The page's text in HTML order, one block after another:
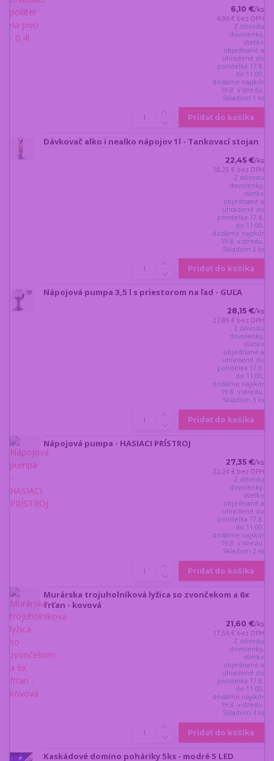
6,10 €/ks
4,96 € bez DPH
Z dôvodu
dovolenky,
všetko
objednané a
uhradené do
pondelka 17.8.
do 11:00,
dodáme najskôr
19.8. v stredu.
Skladom 1 ks
Pridať do košíka
Dávkovač alko i nealko nápojov 1l - Tankovací stojan
22,45 €/ks
18,25 € bez DPH
Z dôvodu
dovolenky,
všetko
objednané a
uhradené do
pondelka 17.8.
do 11:00,
dodáme najskôr
19.8. v stredu.
Skladom 2 ks
Pridať do košíka
Nápojová pumpa 3,5 l s priestorom na ľad - GUĽA
28,15 €/ks
22,89 € bez DPH
Z dôvodu
dovolenky,
všetko
objednané a
uhradené do
pondelka 17.8.
do 11:00,
dodáme najskôr
19.8. v stredu.
Skladom 3 ks
Pridať do košíka
Nápojová pumpa - HASIACI PRÍSTROJ
27,35 €/ks
22,24 € bez DPH
Z dôvodu
dovolenky,
všetko
objednané a
uhradené do
pondelka 17.8.
do 11:00,
dodáme najskôr
19.8. v stredu.
Skladom 2 ks
Pridať do košíka
Murárska trojuholníková lyžica so zvončekom a 6x
frťan - kovová
21,60 €/ks
17,56 € bez DPH
Z dôvodu
dovolenky,
všetko
objednané a
uhradené do
pondelka 17.8.
do 11:00,
dodáme najskôr
19.8. v stredu.
Skladom 4 ks
Pridať do košíka
Kaskádové domino poháriky 5ks - modré 5 LED